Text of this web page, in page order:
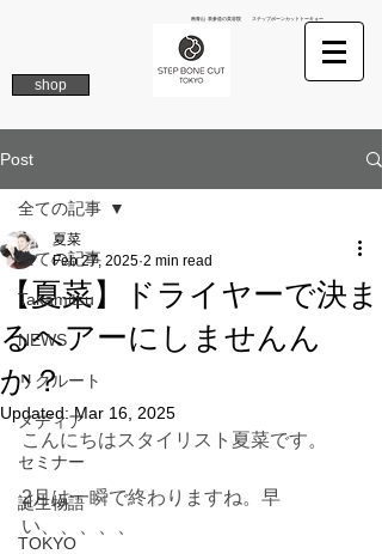
南青山 表参道の美容院 ステップボーンカットトーキョー
shop
Post
全ての記事
Takamitsu
NEWS
リクルート
メディア
セミナー
誕生物語
TOKYO
全ての記事
【夏菜】ドライヤーで決ま
るヘアーにしませんん
か？
夏菜
Feb 27, 2025 2 min read
Updated:Mar 16, 2025
こんにちはスタイリスト夏菜です。
2月は一瞬で終わりますね。早
い、、、、、